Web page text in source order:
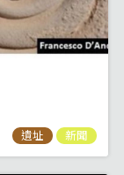
遺址 新聞